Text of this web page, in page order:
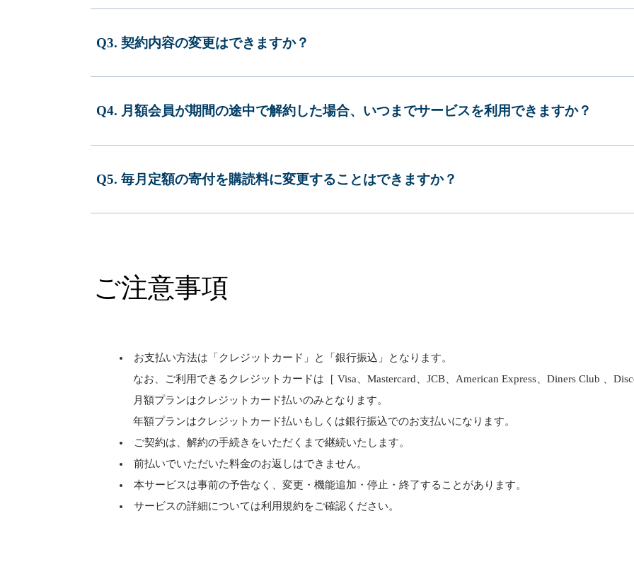
Q3. 契約内容の変更はできますか？
Q4. 月額会員が期間の途中で解約した場合、いつまでサービスを利用できますか？
Q5. 毎月定額の寄付を購読料に変更することはできますか？
ご注意事項
お支払い方法は「クレジットカード」と「銀行振込」となります。
なお、ご利用できるクレジットカードは［ Visa、Mastercard、JCB、American Express、Diners Club 、
月額プランはクレジットカード払いのみとなります。
年額プランはクレジットカード払いもしくは銀行振込でのお支払いになります。
ご契約は、解約の手続きをいただくまで継続いたします。
前払いでいただいた料金のお返しはできません。
本サービスは事前の予告なく、変更・機能追加・停止・終了することがあります。
サービスの詳細については利用規約をご確認ください。